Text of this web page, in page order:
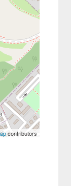
contributors